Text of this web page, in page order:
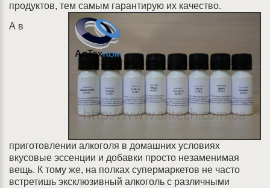
продуктов, тем самым гарантирую их качество.
А в
приготовлении алкоголя в домашних условиях
вкусовые эссенции и добавки просто незаменимая
вещь. К тому же, на полках супермаркетов не часто
встретишь эксклюзивный алкоголь с различными